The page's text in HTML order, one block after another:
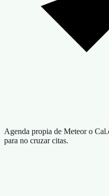
Agenda propia de Meteor o
para no cruzar citas.